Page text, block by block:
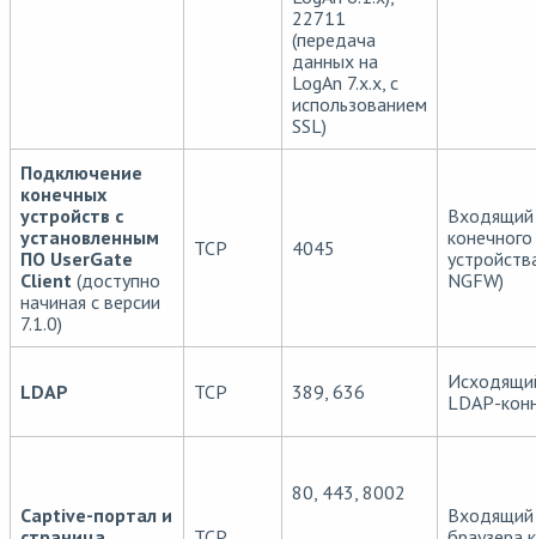
22711
(передача
данных на
LogAn 7.x.x, с
использованием
SSL)
Подключение
конечных
устройств с
установленным
ПО UserGate
Client (доступно
начиная с версии
7.1.0)
TCP 4045
Входящий
конечного
NGFW)
LDAP TCP 389, 636
LDAP-
Captive-портал и
80, 443, 8002
Входящий